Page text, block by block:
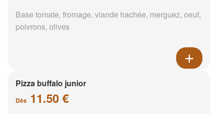
Base tomate, fromage, viande hachée, merguez, oeuf,
poivrons, olives
Pizza buffalo junior
Dès 11.50 €